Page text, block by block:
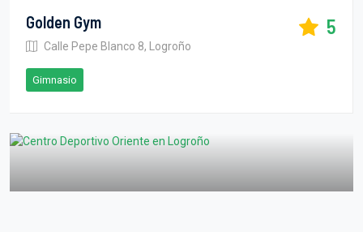
Golden Gym
Calle Pepe Blanco 8, Logroño
5
Gimnasio